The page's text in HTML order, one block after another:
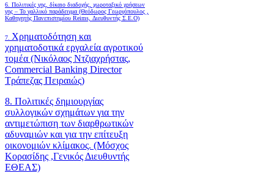
6. Πολιτικές γης, δίκαιο διαδοχής, χωροταξικό χρήσεων
γης – Το γαλλικό παράδειγμα (Θεόδωρος Γεωργόπουλος ,
Καθηγητής Πανεπιστημίου Reims, Διευθυντής Σ.Ε.Ο)
7. Χρηματοδότηση και
χρηματοδοτικά εργαλεία αγροτικού
τομέα (Νικόλαος Ντζιαχρήστας,
Commercial Banking Director
Τράπεζας Πειραιώς)
8. Πολιτικές δημιουργίας
συλλογικών σχημάτων για την
αντιμετώπιση των διαρθρωτικών
αδυναμιών και για την επίτευξη
οικονομιών κλίμακος. (Μόσχος
Κορασίδης ,Γενικός Διευθυντής
ΕΘΕΑΣ)